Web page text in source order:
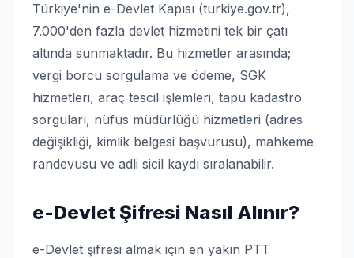
Türkiye'nin e-Devlet Kapısı (turkiye.gov.tr),
7.000'den fazla devlet hizmetini tek bir çatı
altında sunmaktadır. Bu hizmetler arasında;
vergi borcu sorgulama ve ödeme, SGK
hizmetleri, araç tescil işlemleri, tapu kadastro
sorguları, nüfus müdürlüğü hizmetleri (adres
değişikliği, kimlik belgesi başvurusu), mahkeme
randevusu ve adli sicil kaydı sıralanabilir.
e-Devlet Şifresi Nasıl Alınır?
e-Devlet şifresi almak için en yakın PTT